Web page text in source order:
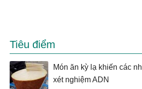
Tiêu điểm
Món ăn kỳ lạ khiến các
xét nghiệm ADN